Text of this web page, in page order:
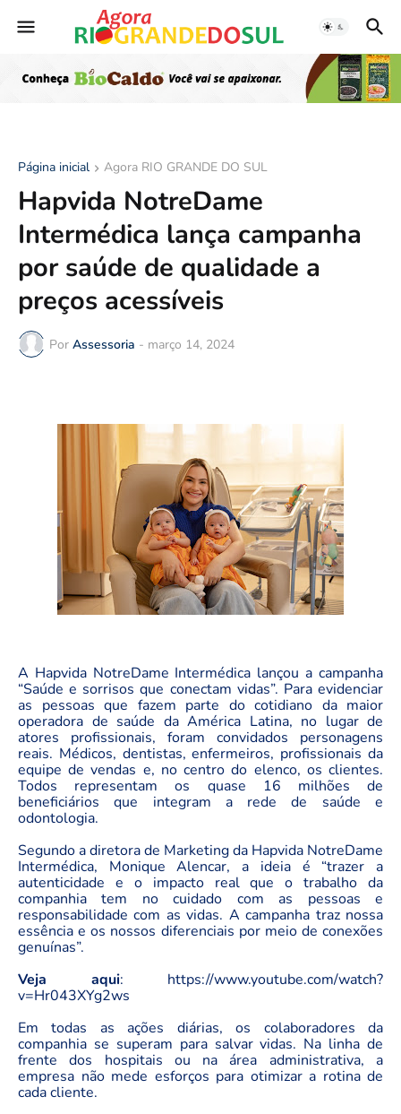
Página inicial Agora RIO GRANDE DO SUL
Hapvida NotreDame
Intermédica lança campanha
por saúde de qualidade a
preços acessíveis
Por Assessoria - março 14, 2024
A Hapvida NotreDame Intermédica lançou a campanha
“Saúde e sorrisos que conectam vidas”. Para evidenciar
as pessoas que fazem parte do cotidiano da maior
operadora de saúde da América Latina, no lugar de
atores profissionais, foram convidados personagens
reais. Médicos, dentistas, enfermeiros, profissionais da
equipe de vendas e, no centro do elenco, os clientes.
Todos representam os quase 16 milhões de
beneficiários que integram a rede de saúde e
odontologia.
Segundo a diretora de Marketing da Hapvida NotreDame
Intermédica, Monique Alencar, a ideia é “trazer a
autenticidade e o impacto real que o trabalho da
companhia tem no cuidado com as pessoas e
responsabilidade com as vidas. A campanha traz nossa
essência e os nossos diferenciais por meio de conexões
genuínas”.
Veja aqui: https://www.youtube.com/watch?
v=Hr043XYg2ws
Em todas as ações diárias, os colaboradores da
companhia se superam para salvar vidas. Na linha de
frente dos hospitais ou na área administrativa, a
empresa não mede esforços para otimizar a rotina de
cada cliente.